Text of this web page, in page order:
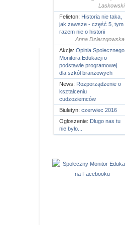
Laskowski
Felieton: Historia nie taka,
jak zawsze - część 5, tym
razem nie o historii
Anna Dzierzgowska
Akcja: Opinia Spolecznego
Monitora Edukacji o
podstawie programowej
dla szkól branżowych
News: Rozporządzenie o
kształceniu
cudzoziemców
Biuletyn: czerwiec 2016
Ogłoszenie: Długo nas tu
nie było...